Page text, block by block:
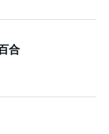
合